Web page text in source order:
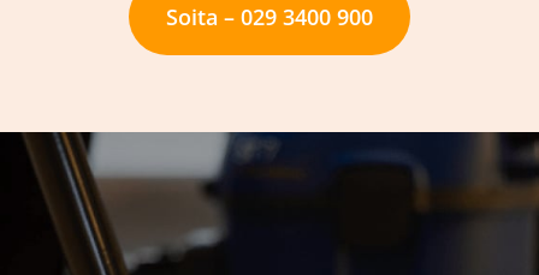
Soita – 029 3400 900